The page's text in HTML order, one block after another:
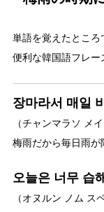
単語を覚えたところ
便利な韓国語フレー
장마라서 매일
（チャンマラソ メ
梅雨だから毎日雨が
오늘은 너무 습
（オヌルン ノム ス